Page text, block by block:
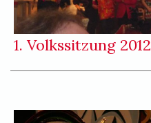
1. Volkssitzung 2012